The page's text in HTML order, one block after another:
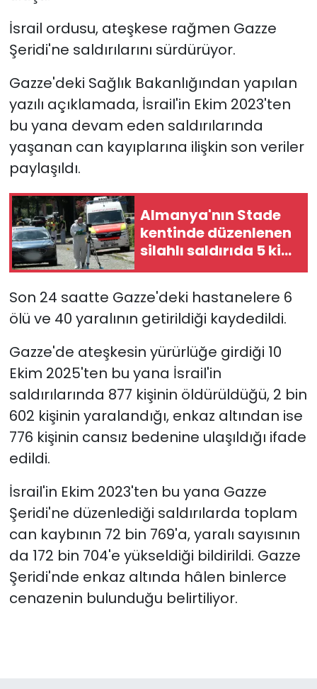
İsrail ordusu, ateşkese rağmen Gazze
Şeridi'ne saldırılarını sürdürüyor.
Gazze'deki Sağlık Bakanlığından yapılan
yazılı açıklamada, İsrail'in Ekim 2023'ten
bu yana devam eden saldırılarında
yaşanan can kayıplarına ilişkin son veriler
paylaşıldı.
Almanya'nın Stade
kentinde düzenlenen
silahlı saldırıda 5 kişi
öldü
Son 24 saatte Gazze'deki hastanelere 6
ölü ve 40 yaralının getirildiği kaydedildi.
Gazze'de ateşkesin yürürlüğe girdiği 10
Ekim 2025'ten bu yana İsrail'in
saldırılarında 877 kişinin öldürüldüğü, 2 bin
602 kişinin yaralandığı, enkaz altından ise
776 kişinin cansız bedenine ulaşıldığı ifade
edildi.
İsrail'in Ekim 2023'ten bu yana Gazze
Şeridi'ne düzenlediği saldırılarda toplam
can kaybının 72 bin 769'a, yaralı sayısının
da 172 bin 704'e yükseldiği bildirildi. Gazze
Şeridi'nde enkaz altında hâlen binlerce
cenazenin bulunduğu belirtiliyor.​​​​​​
Teknoloji
TÜRKiYE
Video Galeri
YAŞAM
Yazarlar